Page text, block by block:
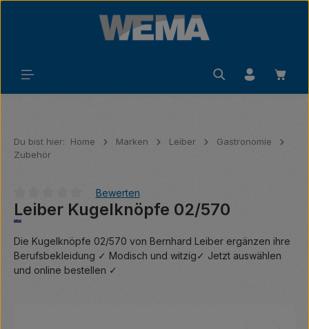
Zum Hauptinhalt springen
Du bist hier: Home Marken Leiber
Gastronomie
Zubehör
Durchschnittliche Bewertung von 0 von 5 Sternen
Bewerten
Leiber Kugelknöpfe 02/570
Die Kugelknöpfe 02/570 von Bernhard Leiber ergänzen ihre
Berufsbekleidung ✓ Modisch und witzig✓ Jetzt auswählen
und online bestellen ✓